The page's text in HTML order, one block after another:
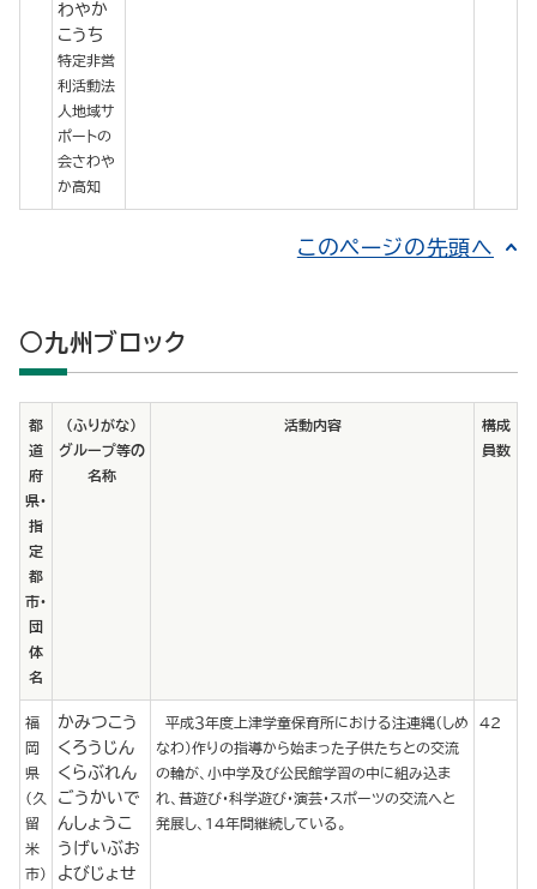
わやか
こうち
特定非営
利活動法
人地域サ
ポートの
会さわや
か高知
このページの先頭へ
○九州ブロック
都
道
府
県･
指
定
都
市･
団
体
名
（ふりがな）
グループ等の
名称
活動内容
構成
員数
福
岡
県
(久
留
米
市)
かみつこう
くろうじん
くらぶれん
ごうかいで
んしょうこ
うげいぶお
よびじょせ
平成３年度上津学童保育所における注連縄（しめ
なわ）作りの指導から始まった子供たちとの交流
の輪が、小中学及び公民館学習の中に組み込ま
れ、昔遊び・科学遊び・演芸・スポーツの交流へと
発展し、14年間継続している。
42